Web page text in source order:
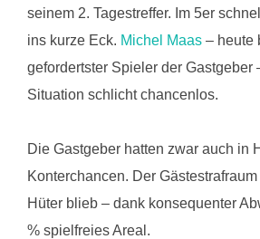
seinem 2. Tagestreffer. Im 5er
ins kurze Eck. Michel Maas – heute
gefordertster Spieler der Gastgeber
Situation schlicht chancenlos.
Die Gastgeber hatten zwar auch in
Konterchancen. Der
Hüter blieb – dank konsequenter
% spielfreies Areal.